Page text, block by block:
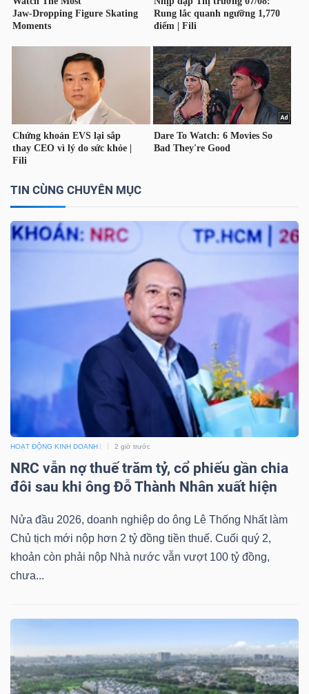
TIN CÙNG CHUYÊN MỤC
HOẠT ĐỘNG KINH DOANH 2 giờ trước
NRC vẫn nợ thuế trăm tỷ, cổ phiếu gần chia
đôi sau khi ông Đỗ Thành Nhân xuất hiện
Nửa đầu 2026, doanh nghiệp do ông Lê Thống Nhất làm
Chủ tịch mới nộp hơn 2 tỷ đồng tiền thuế. Cuối quý 2,
khoản còn phải nộp Nhà nước vẫn vượt 100 tỷ đồng,
chưa...
GIỚI
DƯƠNG
TÀI
CÁ
VĨ
NGÀNH
DOANH